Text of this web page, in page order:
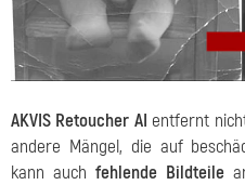
AKVIS Retoucher AI entfernt
andere Mängel, die auf
kann auch fehlende Bildteile